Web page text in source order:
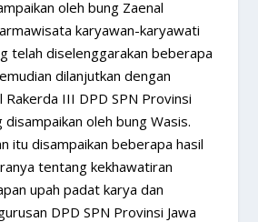
oleh bung Zaenal
karyawan-karyawati
telah diselenggarakan beberapa
dilanjutkan dengan
Rakerda III DPD SPN Provinsi
disampaikan oleh bung Wasis.
itu disampaikan beberapa hasil
tentang kekhawatiran
upah padat karya dan
DPD SPN Provinsi Jawa